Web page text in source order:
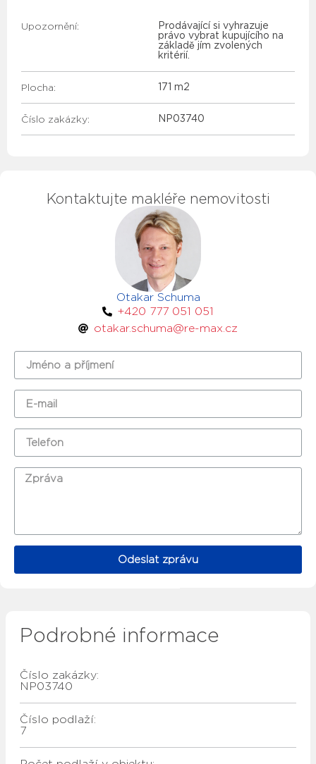
Upozornění:
Prodávající si vyhrazuje
právo vybrat kupujícího na
základě jím zvolených
kritérií.
Plocha: 171 m2
Číslo zakázky: NP03740
Kontaktujte makléře nemovitosti
Otakar Schuma
+420 777 051 051
otakar.schuma@re-max.cz
Odeslat zprávu
Podrobné informace
Číslo zakázky:
NP03740
Číslo podlaží:
7